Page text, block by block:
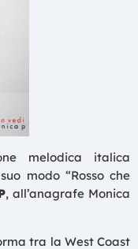
melodica italica
modo “Rosso che
, all’anagrafe Monica
tra la West Coast